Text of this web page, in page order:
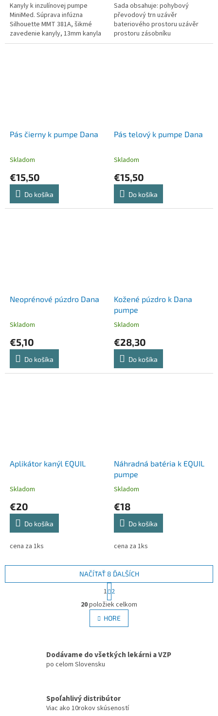
Kanyly k inzulínovej pumpe
MiniMed. Súprava infúzna
Silhouette MMT 381A, šikmé
zavedenie kanyly, 13mm kanyla
a 60cm dlhá hadička.
Sada obsahuje: pohybový
převodový trn uzávěr
bateriového prostoru uzávěr
prostoru zásobníku
Pás čierny k pumpe Dana
Skladom
€15,50
Do košíka
Pás telový k pumpe Dana
Skladom
€15,50
Do košíka
Neoprénové púzdro Dana
Skladom
€5,10
Do košíka
Kožené púzdro k Dana
pumpe
Skladom
€28,30
Do košíka
Aplikátor kanýl EQUIL
Skladom
€20
Do košíka
cena za 1ks
Náhradná batéria k EQUIL
pumpe
Skladom
€18
Do košíka
cena za 1ks
O
v
l
á
c
r
v
k
NAČÍTAŤ 8 ĎALŠÍCH
t
r
á
n
k
a
1 2
20položiek celkom
HORE
Dodávame do všetkých lekárni a VZP
po celom Slovensku
Spoľahlivý distribútor
Viac ako 10rokov skúseností